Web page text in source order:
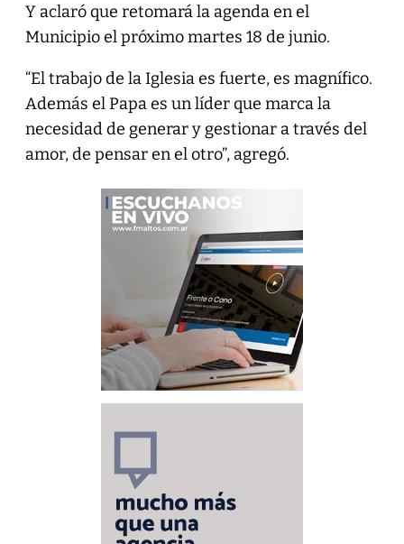
Y aclaró que retomará la agenda en el
Municipio el próximo martes 18 de junio.
“El trabajo de la Iglesia es fuerte, es magnífico.
Además el Papa es un líder que marca la
necesidad de generar y gestionar a través del
amor, de pensar en el otro”, agregó.